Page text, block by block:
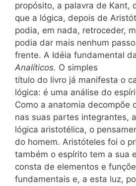
propósito, a palavra de Kant,
que a lógica, depois de
podia, em nada, retroceder,
podia dar mais nenhum
frente. A Idéia fundamental
Analíticos. O simples
título do livro já manifesta o
lógica: é uma análise do
Como a anatomia decompõe
nas suas partes integrantes,
lógica aristotélica, o
do homem. Aristóteles foi o
também o espírito tem a sua
consta de elementos e
fundamentais e, a esta luz,